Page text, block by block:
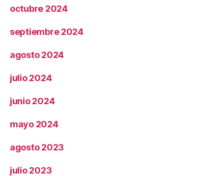
octubre 2024
septiembre 2024
agosto 2024
julio 2024
junio 2024
mayo 2024
agosto 2023
julio 2023